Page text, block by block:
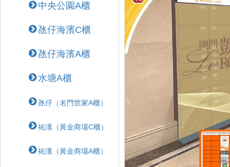
中央公園A櫃
氹仔海濱C櫃
氹仔海濱A櫃
水塘A櫃
氹仔（名門世家A櫃）
祐漢（黃金商場C櫃）
祐漢（黃金商場A櫃）